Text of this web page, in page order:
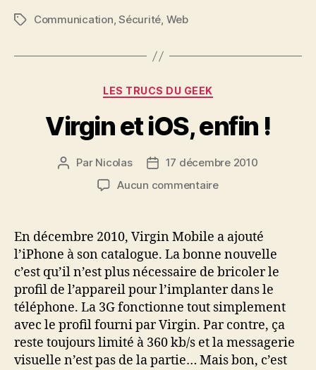
Étiquettes
Communication,Sécurité, Web
Catégories
LES TRUCS DU GEEK
Virgin et iOS, enfin !
Auteur
Par Nicolas
Date17 décembre 2010
Aucun commentairesur
iOS,
enfin
!
En décembre 2010, Virgin Mobile a ajouté
l’iPhone à son catalogue. La bonne nouvelle
c’est qu’il n’est plus nécessaire de bricoler le
profil de l’appareil pour l’implanter dans le
téléphone. La 3G fonctionne tout simplement
avec le profil fourni par Virgin. Par contre, ça
reste toujours limité à 360 kb/s et la messagerie
visuelle n’est pas de la partie… Mais bon, c’est